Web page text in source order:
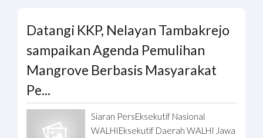
Datangi KKP, Nelayan Tambakrejo
sampaikan Agenda Pemulihan
Mangrove Berbasis Masyarakat
Pe...
Siaran PersEksekutif Nasional
WALHIEksekutif Daerah WALHI Jawa